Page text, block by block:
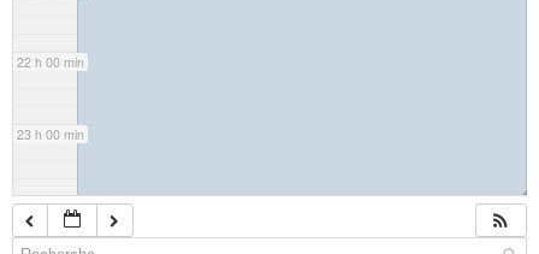
22 h 00 min
23 h 00 min
◢